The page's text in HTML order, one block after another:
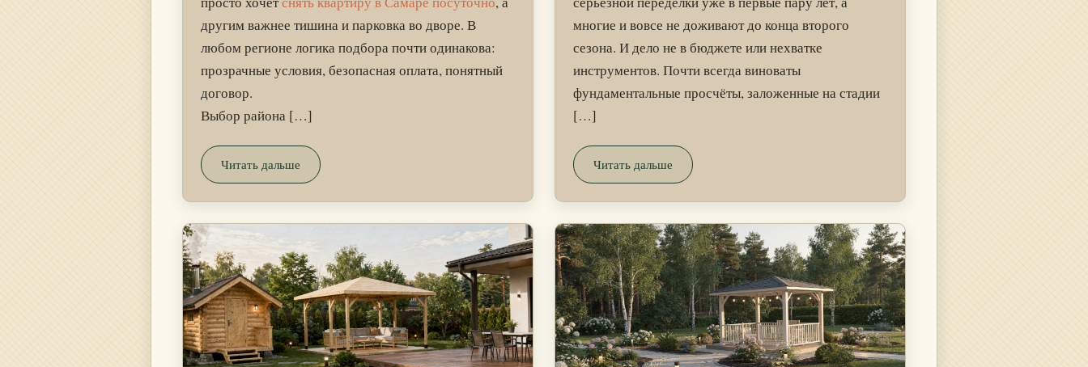
другим важнее тишина и парковка во дворе. В
любом регионе логика подбора почти одинакова:
прозрачные условия, безопасная оплата, понятный
договор.
Выбор района […]
Читать дальше
многие и вовсе не доживают до конца второго
сезона. И дело не в бюджете или нехватке
инструментов. Почти всегда виноваты
фундаментальные просчёты, заложенные на стадии
[…]
Читать дальше